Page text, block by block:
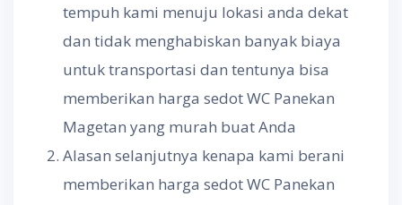
tempuh kami menuju lokasi anda dekat
dan tidak menghabiskan banyak biaya
untuk transportasi dan tentunya bisa
memberikan harga sedot WC Panekan
Magetan yang murah buat Anda
Alasan selanjutnya kenapa kami berani
memberikan harga sedot WC Panekan